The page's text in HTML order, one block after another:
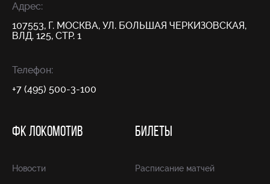
Адрес:
107553, Г. МОСКВА, УЛ. БОЛЬШАЯ ЧЕРКИЗОВСКАЯ,
ВЛД. 125, СТР. 1
Телефон:
+7 (495) 500-3-100
ФК ЛОКОМОТИВ
Новости
БИЛЕТЫ
Расписание матчей